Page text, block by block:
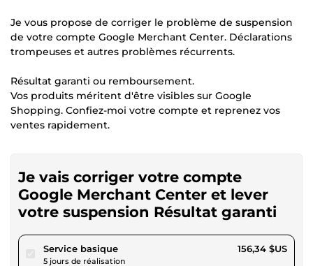
Je vous propose de corriger le problème de suspension
de votre compte Google Merchant Center. Déclarations
trompeuses et autres problèmes récurrents.
Résultat garanti ou remboursement.
Vos produits méritent d'être visibles sur Google
Shopping. Confiez-moi votre compte et reprenez vos
ventes rapidement.
Je vais corriger votre compte
Google Merchant Center et lever
votre suspension Résultat garanti
Service basiquepour 144,09 $US
5 jours de réalisation
156,34 $US